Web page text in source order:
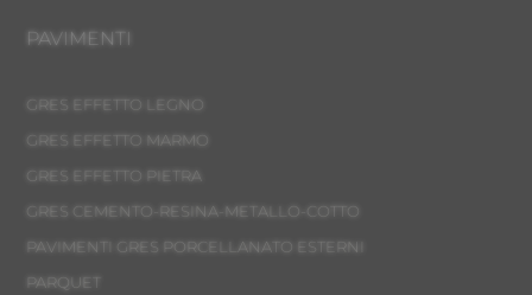
PAVIMENTI
GRES EFFETTO LEGNO
GRES EFFETTO MARMO
GRES EFFETTO PIETRA
GRES CEMENTO-RESINA-METALLO-COTTO
PAVIMENTI GRES PORCELLANATO ESTERNI
PARQUET